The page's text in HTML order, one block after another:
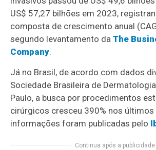
US$ 57,27 bilhões em 2023,
composta de crescimento anual
segundo levantamento daThe
Company.
Já no Brasil, de acordo com dados
Sociedade Brasileira de
Paulo, a busca por procedimentos
cirúrgicos cresceu 390% nos últimos
informações foram publicadas pelo
Continua após a publicidade